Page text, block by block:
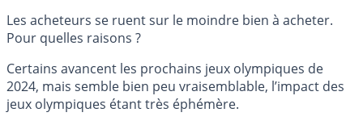
Les acheteurs se ruent sur le moindre bien à acheter.
Pour quelles raisons ?
Certains avancent les prochains jeux olympiques de
2024, mais semble bien peu vraisemblable, l’impact des
jeux olympiques étant très éphémère.